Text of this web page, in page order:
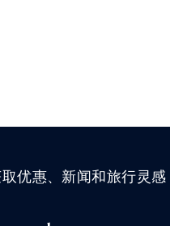
优惠、新闻和旅行灵感